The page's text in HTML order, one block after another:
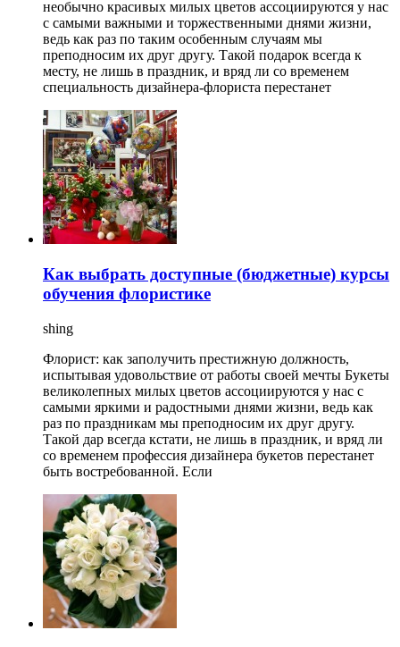
необычно красивых милых цветов ассоциируются у нас
с самыми важными и торжественными днями жизни,
ведь как раз по таким особенным случаям мы
преподносим их друг другу. Такой подарок всегда к
месту, не лишь в праздник, и вряд ли со временем
специальность дизайнера-флориста перестанет
Как выбрать доступные (бюджетные) курсы
обучения флористике
shing
Флорист: как заполучить престижную должность,
испытывая удовольствие от работы своей мечты Букеты
великолепных милых цветов ассоциируются у нас с
самыми яркими и радостными днями жизни, ведь как
раз по праздникам мы преподносим их друг другу.
Такой дар всегда кстати, не лишь в праздник, и вряд ли
со временем профессия дизайнера букетов перестанет
быть востребованной. Если